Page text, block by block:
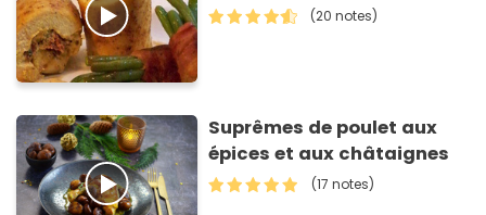
(20 notes)
Suprêmes de poulet aux
épices et aux châtaignes
(17 notes)